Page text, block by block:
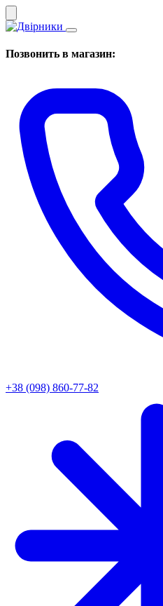
Позвонить в магазин:
+38 (098) 860-77-82